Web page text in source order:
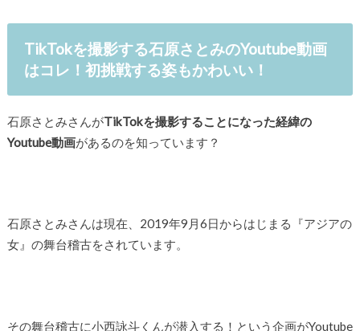
TikTokを撮影する石原さとみのYoutube動画
はコレ！初挑戦する姿もかわいい！
石原さとみさんがTikTokを撮影することになった経緯の
Youtube動画があるのを知っています？
石原さとみさんは現在、2019年9月6日からはじまる『アジアの
女』の舞台稽古をされています。
その舞台稽古に小西詠斗くんが潜入する！という企画がYoutube